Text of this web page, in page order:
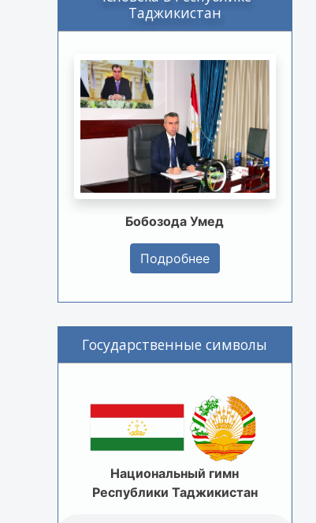
Таджикистан
Бобозода Умед
Подробнее
Государственные символы
Национальный гимн
Республики Таджикистан